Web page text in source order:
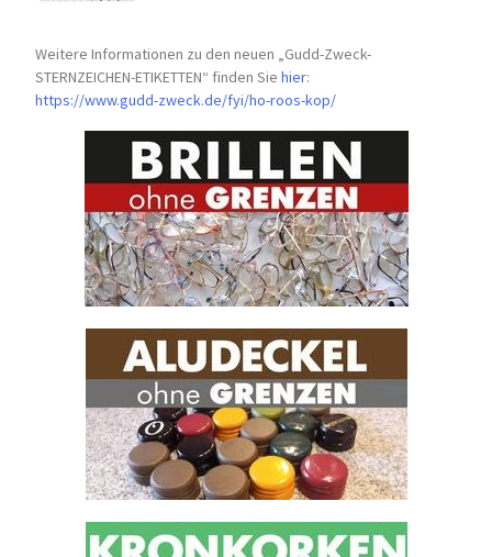
Weitere Informationen zu den neuen „Gudd-Zweck-
STERNZEICHEN-ETIKETTEN“ finden Siehier:
https://www.gudd-zweck.de/fyi/ho-roos-kop/